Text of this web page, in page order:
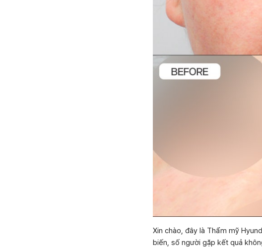
Xin chào, đây là Thẩm mỹ
biến, số người gặp kết quả